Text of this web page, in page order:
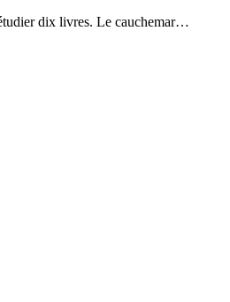
dix livres. Le cauchemar…